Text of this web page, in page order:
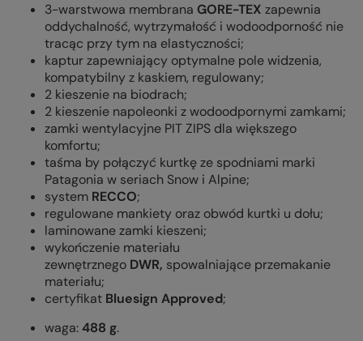
3-warstwowa membrana GORE-TEX zapewnia
oddychalność, wytrzymałość i wodoodporność nie
tracąc przy tym na elastyczności;
kaptur zapewniający optymalne pole widzenia,
kompatybilny z kaskiem, regulowany;
2 kieszenie na biodrach;
2 kieszenie napoleonki z wodoodpornymi zamkami;
zamki wentylacyjne PIT ZIPS dla większego
komfortu;
taśma by połączyć kurtkę ze spodniami marki
Patagonia w seriach Snow i Alpine;
system RECCO;
regulowane mankiety oraz obwód kurtki u dołu;
laminowane zamki kieszeni;
wykończenie materiału
zewnętrznego DWR, spowalniające przemakanie
materiału;
certyfikat Bluesign Approved;
waga:488 g.